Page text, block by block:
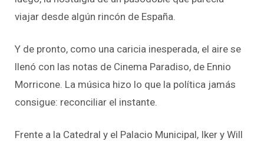
viajar desde algún rincón de España.
Y de pronto, como una caricia inesperada, el aire se
llenó con las notas de Cinema Paradiso, de Ennio
Morricone. La música hizo lo que la política jamás
consigue: reconciliar el instante.
Frente a la Catedral y el Palacio Municipal, Iker y Will